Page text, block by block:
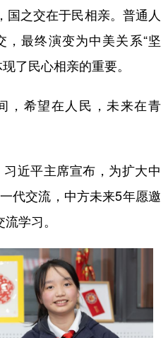
之交在于民相亲。普通人
，最终演变为中美关系“坚
了民心相亲的重要。
希望在人民，未来在青
近平主席宣布，为扩大中
代交流，中方未来5年愿邀
学习。